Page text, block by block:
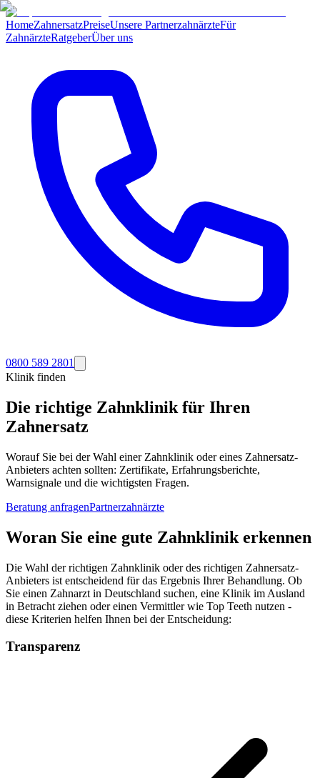
HomeZahnersatzPreiseUnsere PartnerzahnärzteFür
ZahnärzteRatgeberÜber uns
0800 589 2801
Klinik finden
Die richtige Zahnklinik für Ihren
Zahnersatz
Worauf Sie bei der Wahl einer Zahnklinik oder eines Zahnersatz-
Anbieters achten sollten: Zertifikate, Erfahrungsberichte,
Warnsignale und die wichtigsten Fragen.
Beratung anfragenPartnerzahnärzte
Woran Sie eine gute Zahnklinik erkennen
Die Wahl der richtigen Zahnklinik oder des richtigen Zahnersatz-
Anbieters ist entscheidend für das Ergebnis Ihrer Behandlung. Ob
Sie einen Zahnarzt in Deutschland suchen, eine Klinik im Ausland
in Betracht ziehen oder einen Vermittler wie Top Teeth nutzen -
diese Kriterien helfen Ihnen bei der Entscheidung:
Transparenz